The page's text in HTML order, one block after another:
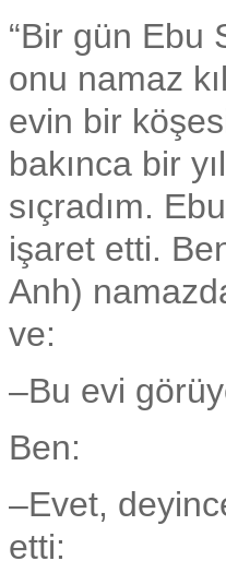
“Bir gün Ebu
onu namaz
evin bir
bakınca bir
sıçradım.
işaret etti.
Anh)
ve:
–Bu evi
Ben:
–Evet,
etti: